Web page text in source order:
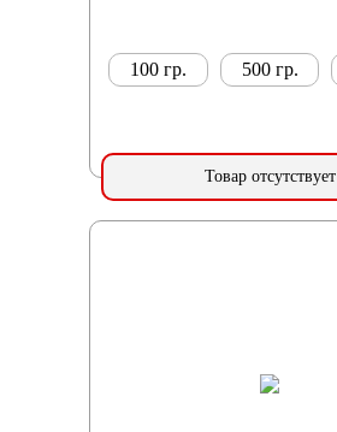
100 гр. 500 гр.
Товар отсутствует